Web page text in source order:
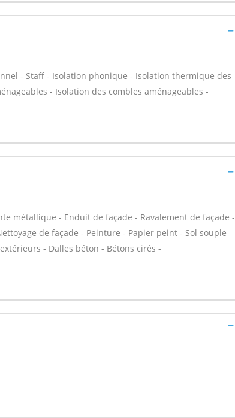
- Staff - Isolation phonique - Isolation thermique des
- Isolation des combles aménageables -
métallique - Enduit de façade - Ravalement de façade -
de façade - Peinture - Papier peint - Sol souple
- Dalles béton - Bétons cirés -